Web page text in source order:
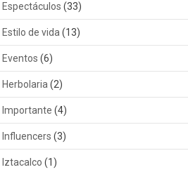
Espectáculos (33)
Estilo de vida (13)
Eventos (6)
Herbolaria (2)
Importante (4)
Influencers (3)
Iztacalco (1)